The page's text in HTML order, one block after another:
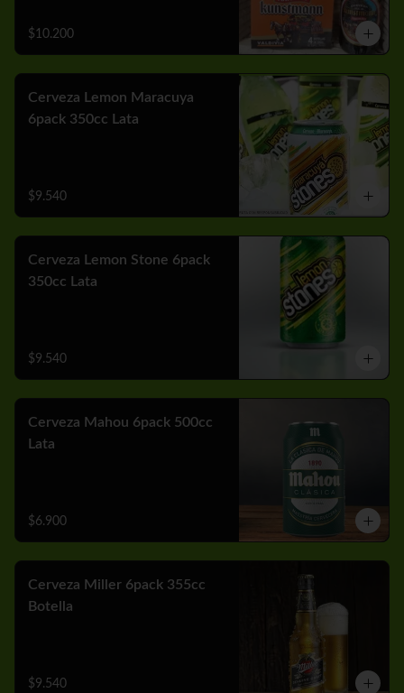
$10.200
Cerveza Lemon Maracuya
6pack 350cc Lata
$9.540
Cerveza Lemon Stone 6pack
350cc Lata
$9.540
Cerveza Mahou 6pack 500cc
Lata
$6.900
Cerveza Miller 6pack 355cc
Botella
$9.540